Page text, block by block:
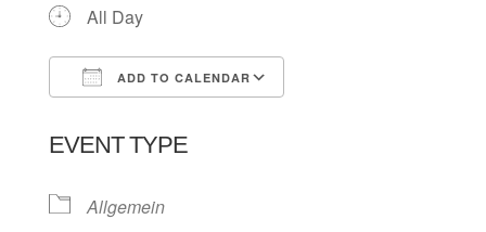
All Day
ADD TO CALENDAR
EVENT TYPE
Allgemein